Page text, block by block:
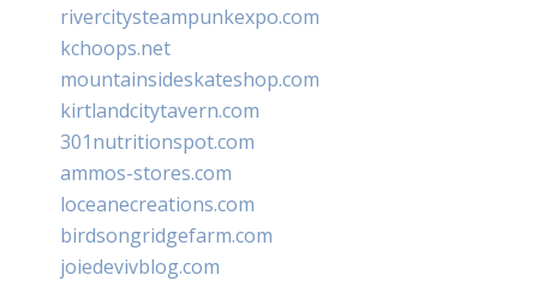
rivercitysteampunkexpo.com
kchoops.net
mountainsideskateshop.com
kirtlandcitytavern.com
301nutritionspot.com
ammos-stores.com
loceanecreations.com
birdsongridgefarm.com
joiedevivblog.com